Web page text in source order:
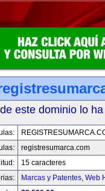
este dominio lo
registresumarca.com
15 caracteres
Marcas y Patentes, Web